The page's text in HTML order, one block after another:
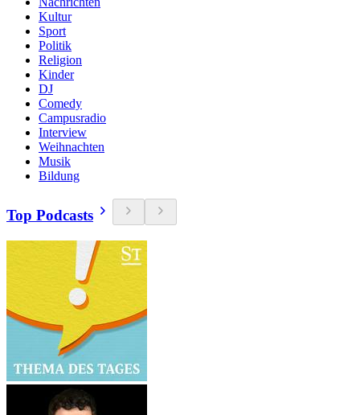
Kultur
Sport
Politik
Religion
Kinder
DJ
Comedy
Campusradio
Interview
Weihnachten
Musik
Bildung
Top Podcasts